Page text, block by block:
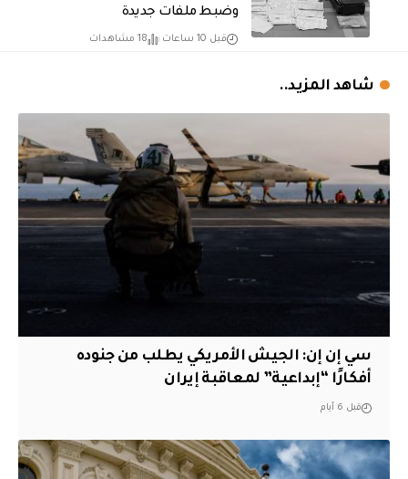
وضبط ملفات جديدة
قبل 10 ساعات 18 مشاهدات
شاهد المزيد..
سي إن إن: الجيش الأمريكي يطلب من جنوده
أفكارًا “إبداعية” لمعاقبة إيران
قبل 6 أيام